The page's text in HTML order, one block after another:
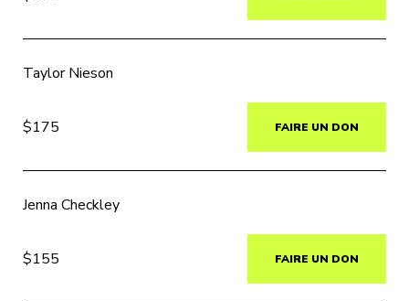
Taylor Nieson
$175 FAIRE UN DON
Jenna Checkley
$155 FAIRE UN DON